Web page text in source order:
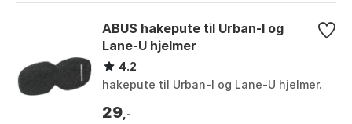
ABUS hakepute til Urban-I og
Lane-U hjelmer
4.2
hakepute til Urban-I og Lane-U hjelmer.
29 ,-